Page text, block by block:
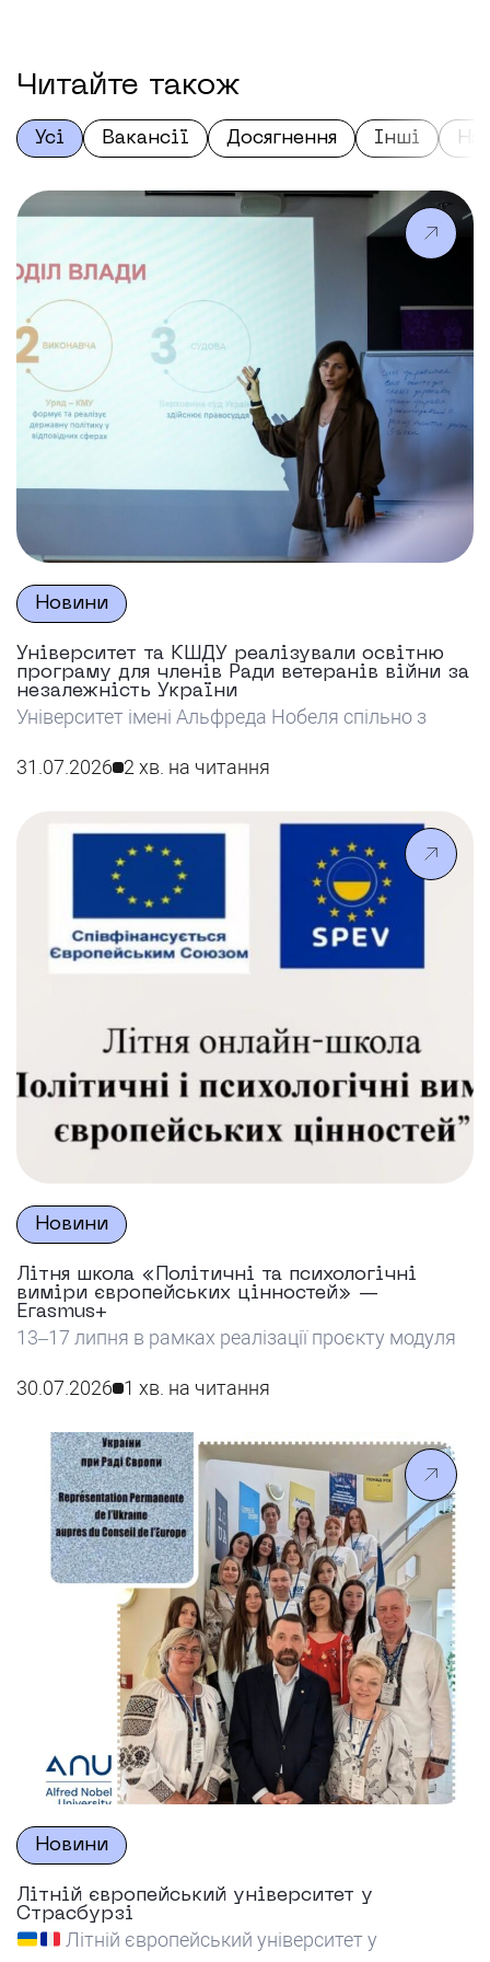
Читайте також
Усі Вакансії Досягнення Інші
Новини
Університет та КШДУ реалізували освітню
програму для членів Ради ветеранів війни за
незалежність України
Університет імені Альфреда Нобеля спільно з
Ради ветеранів війни за незалежність України,
публічного управління та залучення до
формування державних політик.
31.07.2026 2 хв. на читання
Новини
Літня школа «Політичні та психологічні
виміри європейських цінностей» —
Erasmus+
13–17 липня в рамках реалізації проєкту модуля
психологічні аспекти європейських цінностей в
Університету імені Альфреда Нобеля було
проведено Літню школу «Політичні та
психологічні виміри європейських цінностей».
Перший день був присвячений огляду сучасних
європейських студій. Кандидат політичних наук,
доцент Ганна Щолокова окреслила поточний стан
справ […]
30.07.2026 1 хв. на читання
Новини
Літній європейський університет у
Страсбурзі
Літній європейський університет у